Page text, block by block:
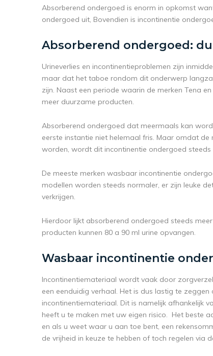
Absorberend ondergoed is enorm in opkomst
ondergoed uit, Bovendien is incontinentie
Absorberend ondergoed:
Urineverlies en incontinentieproblemen zijn
maar dat het taboe rondom dit onderwerp
zijn. Naast een periode waarin de merken Tena
meer duurzame producten.
Absorberend ondergoed dat meermaals kan
eerste instantie niet helemaal fris. Maar omdat
worden, wordt dit incontinentie ondergoed steeds
De meeste merken wasbaar incontinentie
modellen worden steeds normaler, er zijn leuke
verkrijgen.
Hierdoor lijkt absorberend ondergoed steeds
producten kunnen 80 a 90 ml urine opvangen.
Wasbaar incontinentie
Incontinentiemateriaal wordt vaak door
een eenduidig verhaal. Het is dus lastig te
incontinentiemateriaal. Dit is namelijk afhankelijk
heeft u te maken met uw eigen risico. Het beste
en als u weet waar u aan toe bent, een
de vrijheid in keuze te hebben of toch regelen via